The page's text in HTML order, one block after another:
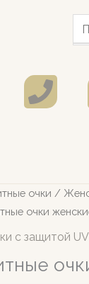
очки /
очки
c защитой